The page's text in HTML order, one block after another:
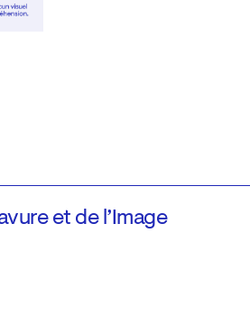
et de l’Image